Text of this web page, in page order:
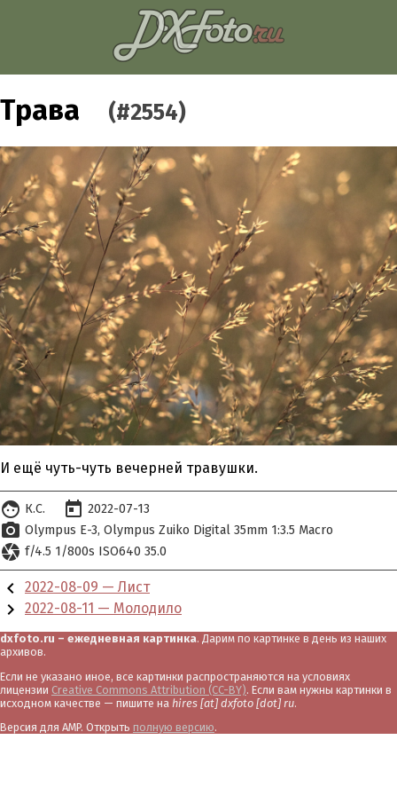
Трава (#2554)
И ещё чуть-чуть вечерней травушки.
face К.С. today 2022-07-13
photo_camera Olympus E-3 Olympus Zuiko Digital 35mm 1:3.5 Macro
camera f/4.5 1/800s ISO640 35.0
chevron_left 2022-08-09 — Лист
chevron_right 2022-08-11 — Молодило
dxfoto.ru – ежедневная картинка. Дарим по картинке в день из наших
архивов.
Если не указано иное, все картинки распространяются на условиях
лицензии Creative Commons Attribution (CC-BY). Если вам нужны картинки в
исходном качестве — пишите на hires [at] dxfoto [dot] ru.
Версия для AMP. Открыть полную версию.